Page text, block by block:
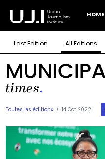
HOME
Last Edition All Editions
Toutes les éditions 14 Oct 2022